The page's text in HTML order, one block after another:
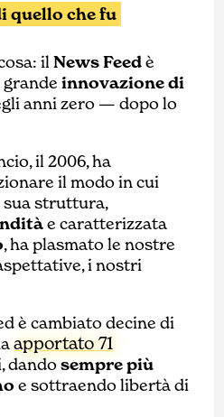
quello che fu
ilNews Feedè
grandeinnovazione di
anni zero — dopo lo
il 2006, ha
il modo in cui
struttura,
e caratterizzata
, ha plasmato le nostre
i nostri
è cambiato decine di
apportato 71
dandosempre più
e sottraendo libertà di